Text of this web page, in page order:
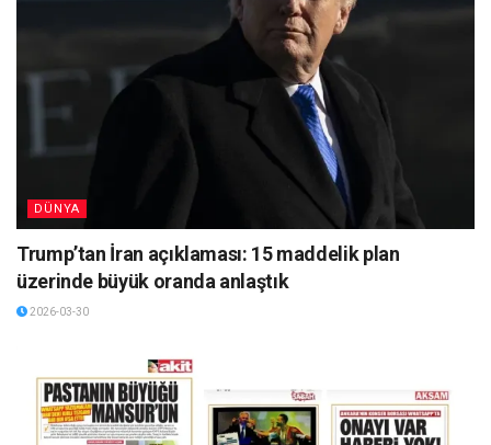
DÜNYA
Trump’tan İran açıklaması: 15 maddelik plan
üzerinde büyük oranda anlaştık
2026-03-30